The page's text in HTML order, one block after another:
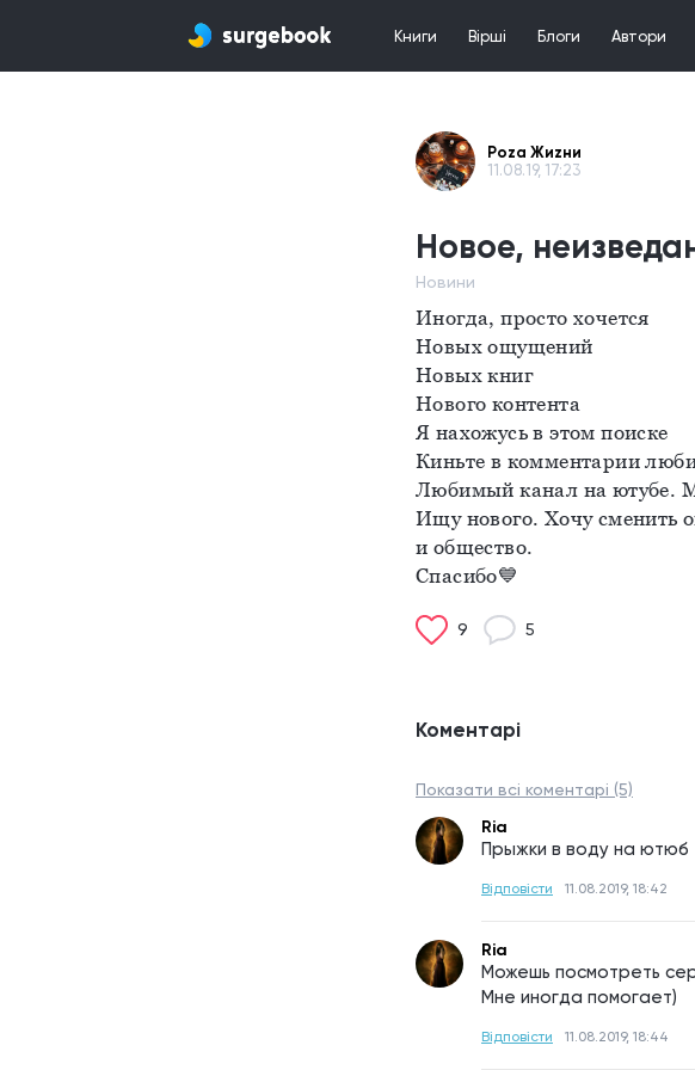
Книги Вірші Блоги Автори
Poza Жиzни
11.08.19, 17:23
Новое,
Новини
Иногда, просто хочется
Новых ощущений
Новых книг
Нового контента
Я нахожусь в этом поиске
Киньте в комментарии
Любимый канал на ютубе.
Ищу нового. Хочу сменить
и общество.
Спасибо💙
9 5
Коментарі
Показати всі коментарі (5)
Ria
Прыжки в воду на ютюб
Відповісти 11.08.2019, 18:42
Ria
Можешь посмотреть
Мне иногда помогает)
Відповісти 11.08.2019, 18:44